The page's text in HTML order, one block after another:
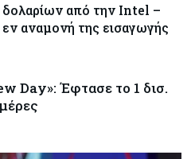
από την Intel –
αναμονή της εισαγωγής
Day»: Έφτασε το 1 δισ.